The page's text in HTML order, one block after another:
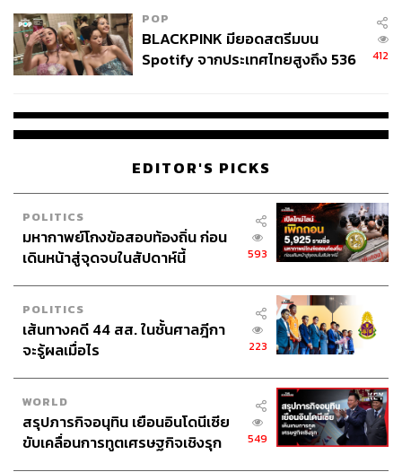
POP
BLACKPINK มียอดสตรีมบน
Spotify จากประเทศไทยสูงถึง 536
412
EDITOR'S PICKS
POLITICS
มหากาพย์โกงข้อสอบท้องถิ่น ก่อน
เดินหน้าสู่จุดจบในสัปดาห์นี้
593
POLITICS
เส้นทางคดี 44 สส. ในชั้นศาลฎีกา
จะรู้ผลเมื่อไร
223
WORLD
สรุปภารกิจอนุทิน เยือนอินโดนีเซีย
ขับเคลื่อนการทูตเศรษฐกิจเชิงรุก
549